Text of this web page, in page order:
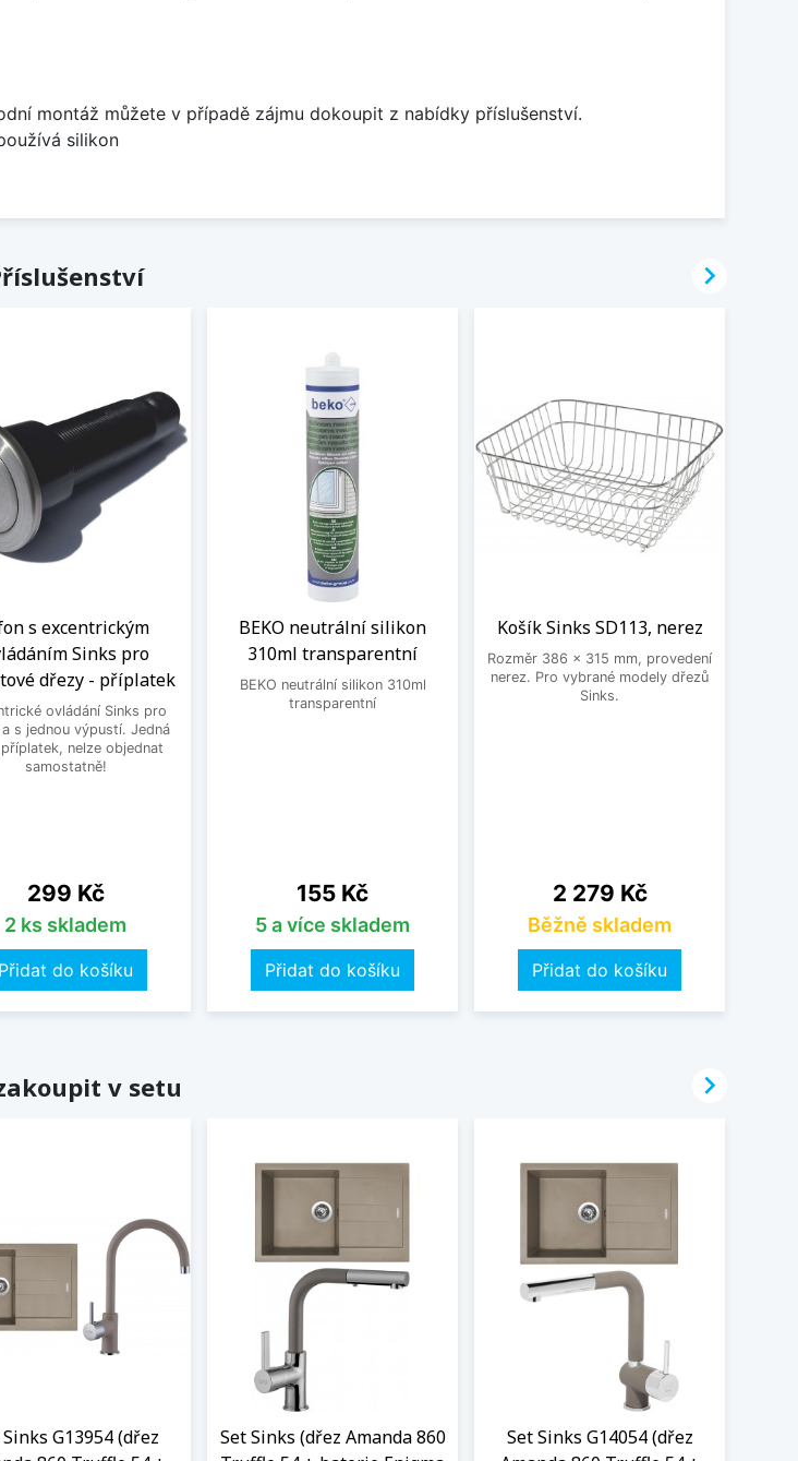
montáž můžete v případě zájmu dokoupit z nabídky příslušenství.
silikon
s excentrickým
Sinks pro
dřezy - příplatek
ovládání Sinks pro
s jednou výpustí. Jedná
nelze objednat
samostatně!
Cena
299 Kč
2 ks skladem
Přidat do košíku
BEKO neutrální silikon
310ml transparentní
BEKO neutrální silikon 310ml
transparentní
Cena
155 Kč
5 a více skladem
Přidat do košíku
Košík Sinks SD113, nerez
Rozměr 386 x 315 mm, provedení
nerez. Pro vybrané modely dřezů
Sinks.
Cena
2 279 Kč
Běžně skladem
Přidat do košíku

v setu
G13954 (dřez
Set Sinks (dřez Amanda 860
Set Sinks G14054 (dřez
